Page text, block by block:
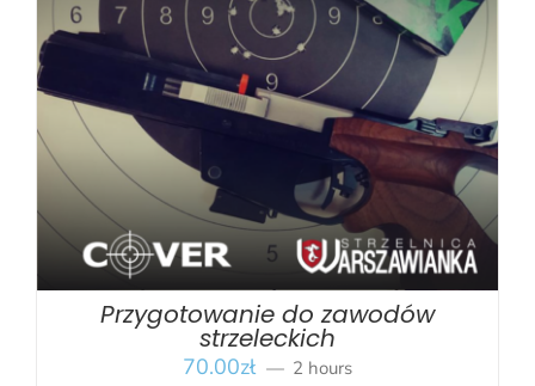
BOOK SZCZEGÓŁY
Przygotowanie do zawodów
strzeleckich
70.00zł 2 hours